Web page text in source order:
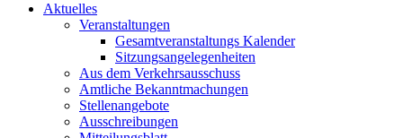
Aktuelles
Veranstaltungen
Gesamtveranstaltungs Kalender
Sitzungsangelegenheiten
Aus dem Verkehrsausschuss
Amtliche Bekanntmachungen
Stellenangebote
Ausschreibungen